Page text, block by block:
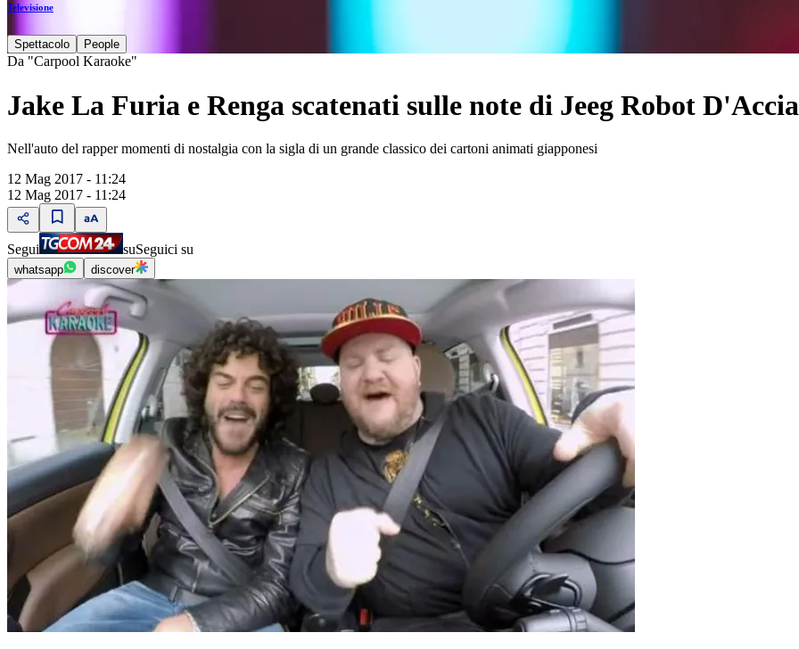
Televisione
Spettacolo People
Da "Carpool Karaoke"
Jake La Furia e Renga scatenati sulle note di Jeeg Robot
Nell'auto del rapper momenti di nostalgia con la sigla di un grande classico dei cartoni animati giapponesi
12 Mag 2017 - 11:24
12 Mag 2017 - 11:24
Segui suSeguici su
whatsapp discover